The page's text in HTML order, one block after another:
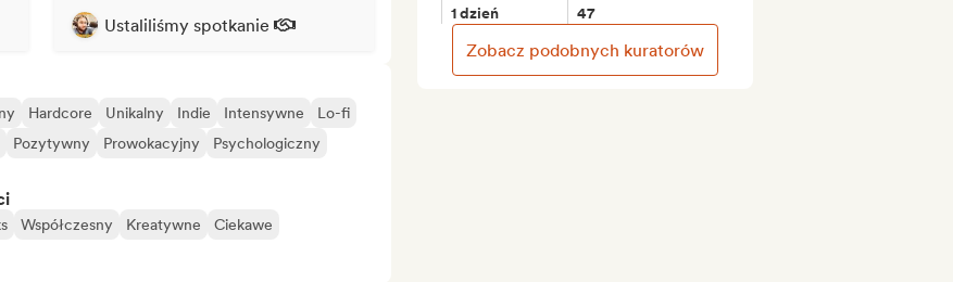
Ustaliliśmy spotkanie
Hardcore Unikalny Indie Intensywne
Lo-fi
Pozytywny Prowokacyjny
Psychologiczny
Współczesny Kreatywne
Ciekawe
1 dzień 47
Zobacz podobnych kuratorów